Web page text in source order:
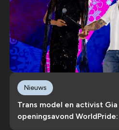
Trans model en activist
openingsavond WorldPride:
Nieuws